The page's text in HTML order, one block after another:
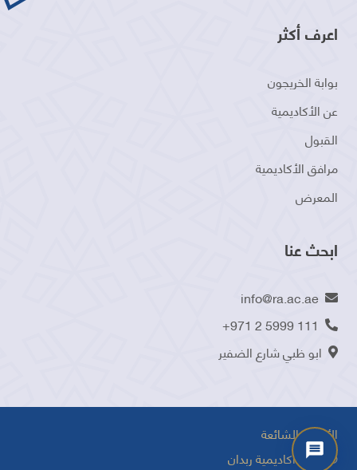
اعرف أكثر
بوابة الخريجون
عن الأكاديمية
القبول
مرافق الأكاديمية
المعرض
ابحث عنا
info@ra.ac.ae
+971 2 5999 111
ابو ظبي شارع الضفير
©2025 أكاديمية ربدان
الأسئلة الشائعة